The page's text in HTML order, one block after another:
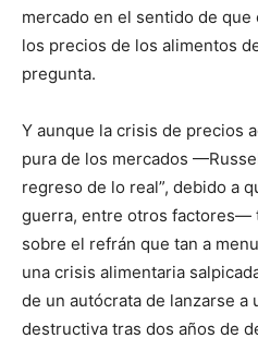
mercado en el sentido de
los precios de los alimentos
pregunta.
Y aunque la crisis de precios
pura de los mercados
regreso de lo real”, debido a
guerra, entre otros factores—
sobre el refrán que tan a
una crisis alimentaria
de un autócrata de lanzarse a
destructiva tras dos años de